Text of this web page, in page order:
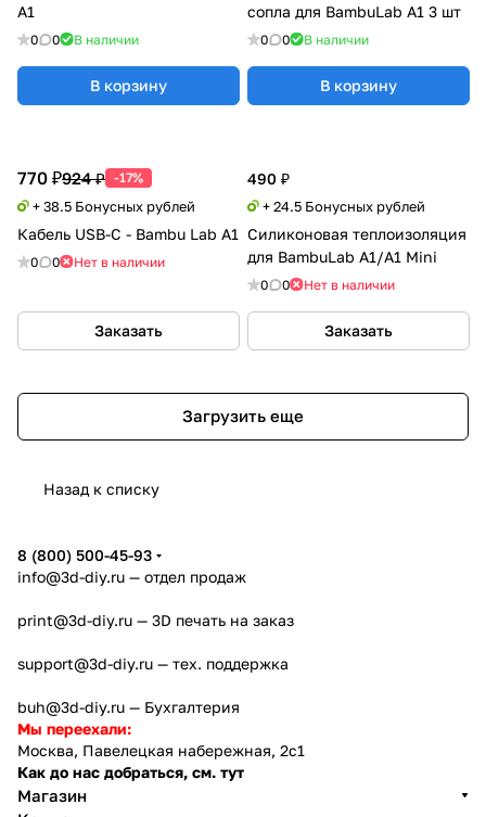
A1
0 0 В наличии
В корзину
сопла для BambuLab A1 3 шт
0 0 В наличии
В корзину
770 ₽924 ₽ -17%
+ 38.5 Бонусных рублей
Кабель USB-C - Bambu Lab A1
0 0 Нет в наличии
Заказать
490 ₽
+ 24.5 Бонусных рублей
Силиконовая теплоизоляция
для BambuLab A1/A1 Mini
0 0 Нет в наличии
Заказать
Загрузить еще
Назад к списку
8 (800) 500-45-93
info@3d-diy.ru — отдел продаж
print@3d-diy.ru — 3D печать на заказ
support@3d-diy.ru — тех. поддержка
buh@3d-diy.ru — Бухгалтерия
Мы переехали:
Москва, Павелецкая набережная, 2с1
Как до нас добраться, см. тут
Магазин